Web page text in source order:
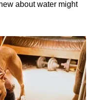
वाला पौधा है। इसे